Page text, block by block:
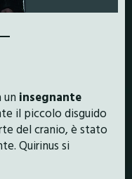
insegnante
il piccolo disguido
del cranio, è stato
Quirinus si